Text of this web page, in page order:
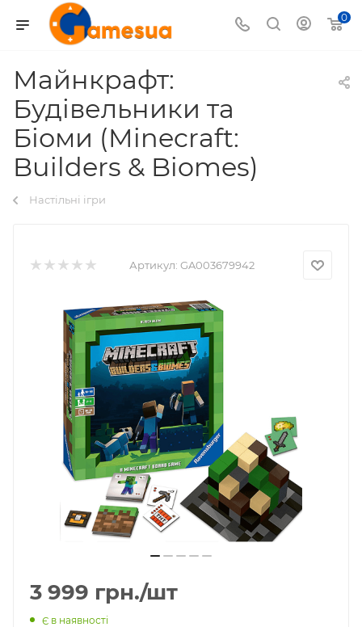
0
Майнкрафт:
Будівельники та
Біоми (Minecraft:
Builders & Biomes)
Настільні ігри
Артикул: GA003679942
3 999 грн./шт
Є в наявності